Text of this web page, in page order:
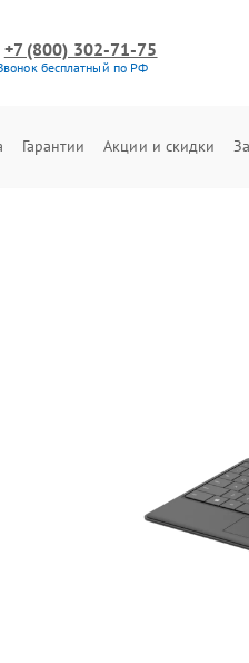
+7 (800) 302-71-75
бесплатный по РФ
Гарантии Акции и скидки